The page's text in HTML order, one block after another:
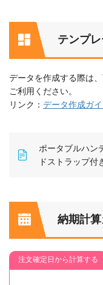
テンプ
データを作成する際は
ご利用ください。
リンク： データ作成ガイ
ポータブルハン
ドストラップ付
納期計
注文確定日から計算する